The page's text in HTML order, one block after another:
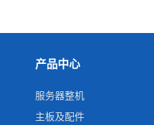
产品中心
服务器整机
主板及配件